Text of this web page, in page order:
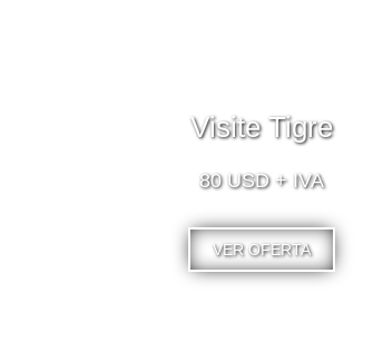
Visite Tigre
80 USD + IVA
VER OFERTA